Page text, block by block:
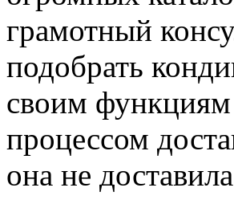
грамотный
подобрать
своим
процессом
она не